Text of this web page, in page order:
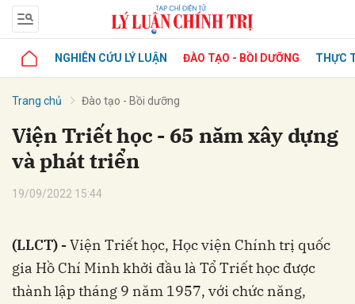
NGHIÊN CỨU LÝ LUẬN ĐÀO TẠO - BỒI DƯỠNG THỰC
Trang chủ Đào tạo - Bồi dưỡng
Viện Triết học - 65 năm xây dựng
và phát triển
19/09/2022 15:44
(LLCT) -Viện Triết học, Học viện Chính trị quốc
gia Hồ Chí Minh khởi đầu là Tổ Triết học được
thành lập tháng 9 năm 1957, với chức năng,